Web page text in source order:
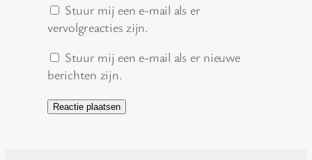
Stuur mij een e-mail als er
vervolgreacties zijn.
Stuur mij een e-mail als er nieuwe
berichten zijn.